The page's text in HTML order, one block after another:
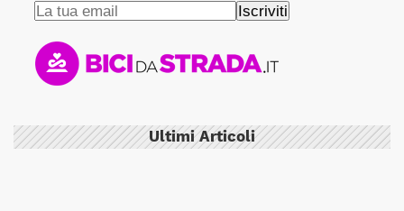
Ultimi Articoli